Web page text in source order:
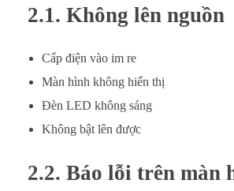
2.1. Không lên nguồn
Cấp điện vào im re
Màn hình không hiển thị
Đèn LED không sáng
Không bật lên được
2.2. Báo lỗi trên màn